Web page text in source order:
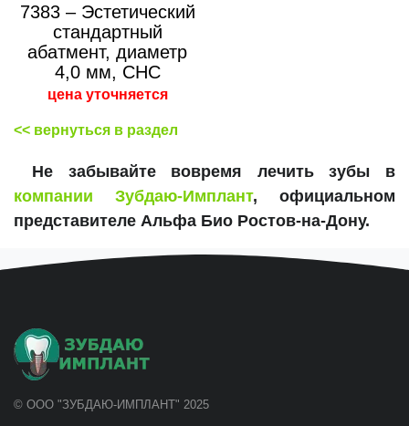
7383 – Эстетический
стандартный
абатмент, диаметр
4,0 мм, CHC
цена уточняется
<< вернуться в раздел
Не забывайте вовремя лечить зубы в
компании Зубдаю-Имплант, официальном
представителе Альфа Био Ростов-на-Дону.
© ООО "ЗУБДАЮ-ИМПЛАНТ" 2025